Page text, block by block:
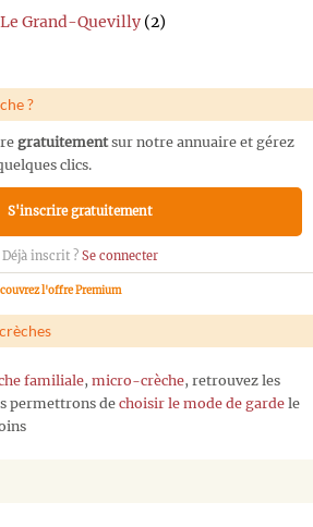
Grand-Quevilly (2)
?
gratuitementsur notre annuaire et gérez
clics.
S'inscrire gratuitement
Déjà inscrit ? Se connecter
l'offre Premium
familiale, micro-crèche, retrouvez les
permettrons de choisir le mode de garde le